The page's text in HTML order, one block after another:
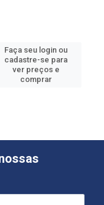
Faça seu login ou
cadastre-se para
ver preços e
comprar